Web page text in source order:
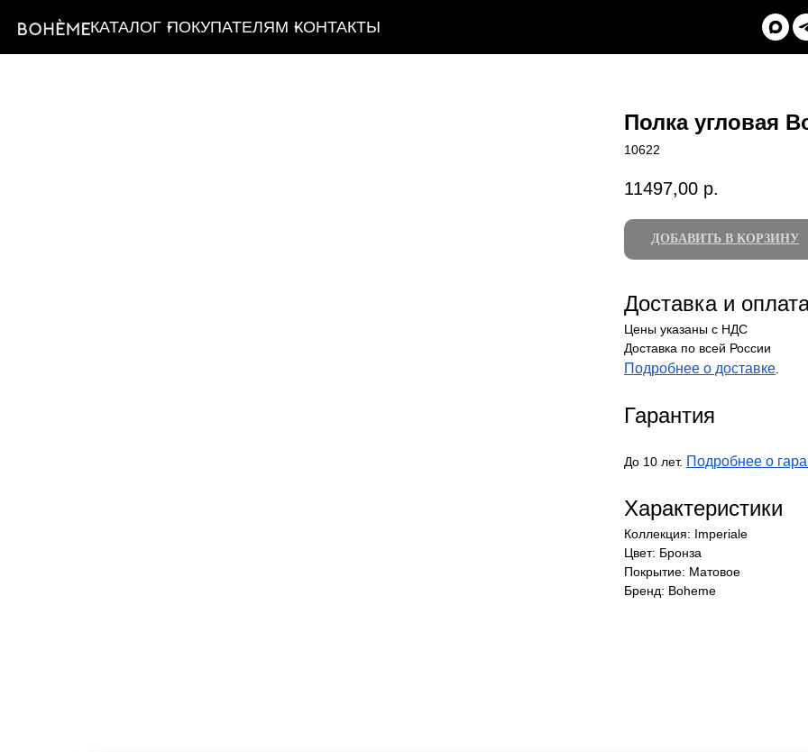
КАТАЛОГ ПОКУПАТЕЛЯМ КОНТАКТЫ
Полка угловая
10622
11497,00 р.
ДОБАВИТЬ В КОРЗИНУ
Доставка и
Цены указаны с НДС
Доставка по всей России
Подробнее о доставке.
Гарантия
До 10 лет. Подробнее о
Характеристики
Коллекция: Imperiale
Цвет: Бронза
Покрытие: Матовое
Бренд: Boheme